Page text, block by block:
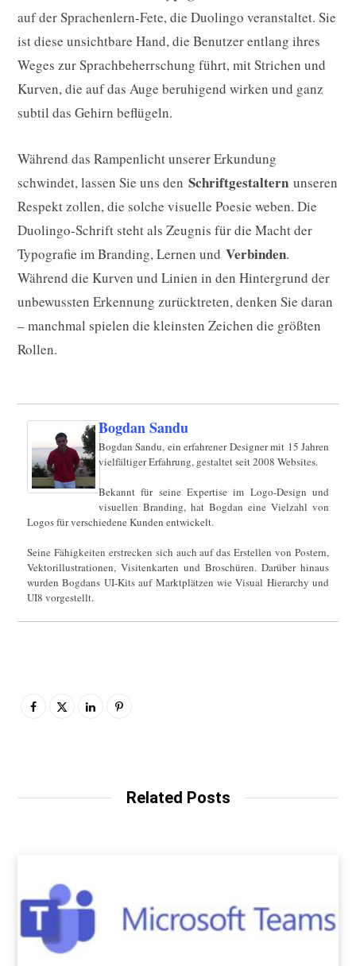
auf der Sprachenlern-Fete, die Duolingo veranstaltet. Sie
ist diese unsichtbare Hand, die Benutzer entlang ihres
Weges zur Sprachbeherrschung führt, mit Strichen und
Kurven, die auf das Auge beruhigend wirken und ganz
subtil das Gehirn beflügeln.
Während das Rampenlicht unserer Erkundung
schwindet, lassen Sie uns den Schriftgestaltern unseren
Respekt zollen, die solche visuelle Poesie weben. Die
Duolingo-Schrift steht als Zeugnis für die Macht der
Typografie im Branding, Lernen und Verbinden.
Während die Kurven und Linien in den Hintergrund der
unbewussten Erkennung zurücktreten, denken Sie daran
– manchmal spielen die kleinsten Zeichen die größten
Rollen.
Bogdan Sandu
Bogdan Sandu, ein erfahrener Designer mit 15 Jahren
vielfältiger Erfahrung, gestaltet seit 2008 Websites.
Bekannt für seine Expertise im Logo-Design und
visuellen Branding, hat Bogdan eine Vielzahl von
Logos für verschiedene Kunden entwickelt.
Seine Fähigkeiten erstrecken sich auch auf das Erstellen von Postern,
Vektorillustrationen, Visitenkarten und Broschüren. Darüber hinaus
wurden Bogdans UI-Kits auf Marktplätzen wie Visual Hierarchy und
UI8 vorgestellt.
Related Posts